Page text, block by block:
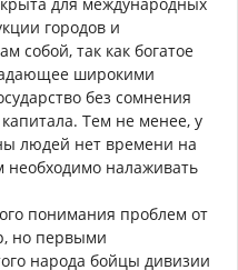
городов и
собой, так как богатое
широкими
без сомнения
Тем не менее, у
людей нет времени на
налаживать
понимания проблем от
но первыми
народа бойцы дивизии